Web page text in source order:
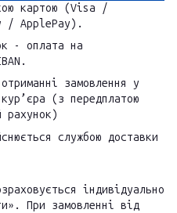
картою (Visa /
/ ApplePay).
- оплата на
замовлення у
(з передплатою
рахунок)
службою доставки
індивідуально
При замовленні від